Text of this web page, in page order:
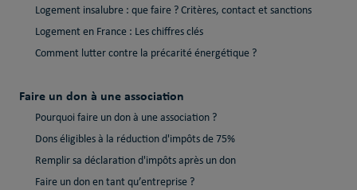
Logement insalubre : que faire ? Critères, contact et sanctions
Logement en France : Les chiffres clés
Comment lutter contre la précarité énergétique ?
Faire un don à une association
Pourquoi faire un don à une association ?
Dons éligibles à la réduction d'impôts de 75%
Remplir sa déclaration d'impôts après un don
Faire un don en tant qu’entreprise ?